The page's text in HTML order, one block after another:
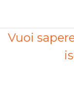
Vuoi